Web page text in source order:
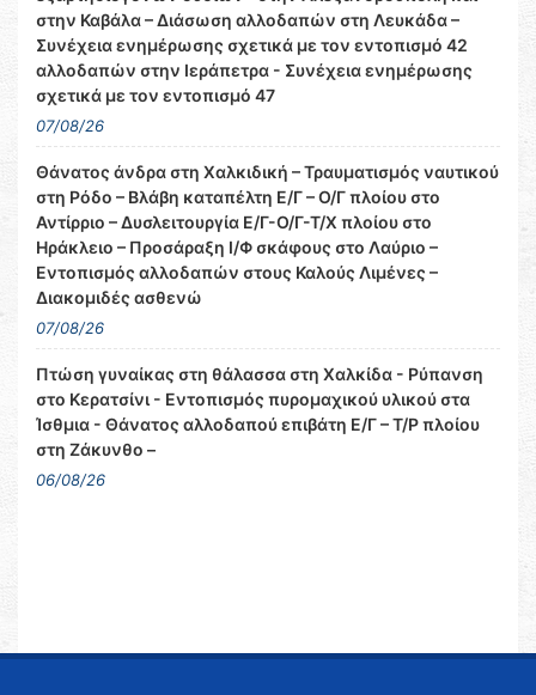
στην Καβάλα – Διάσωση αλλοδαπών στη Λευκάδα –
Συνέχεια ενημέρωσης σχετικά με τον εντοπισμό 42
αλλοδαπών στην Ιεράπετρα - Συνέχεια ενημέρωσης
σχετικά με τον εντοπισμό 47
07/08/26
Θάνατος άνδρα στη Χαλκιδική – Τραυματισμός ναυτικού
στη Ρόδο – Βλάβη καταπέλτη Ε/Γ – Ο/Γ πλοίου στο
Αντίρριο – Δυσλειτουργία Ε/Γ-Ο/Γ-Τ/Χ πλοίου στο
Ηράκλειο – Προσάραξη Ι/Φ σκάφους στο Λαύριο –
Εντοπισμός αλλοδαπών στους Καλούς Λιμένες –
Διακομιδές ασθενώ
07/08/26
Πτώση γυναίκας στη θάλασσα στη Χαλκίδα - Ρύπανση
στο Κερατσίνι - Εντοπισμός πυρομαχικού υλικού στα
Ίσθμια - Θάνατος αλλοδαπού επιβάτη Ε/Γ – Τ/Ρ πλοίου
στη Ζάκυνθο –
06/08/26